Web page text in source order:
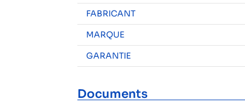
FABRICANT
MARQUE
GARANTIE
Documents